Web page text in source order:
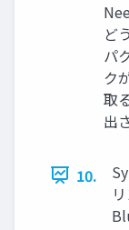
ど
パ
ク
取
出
10.